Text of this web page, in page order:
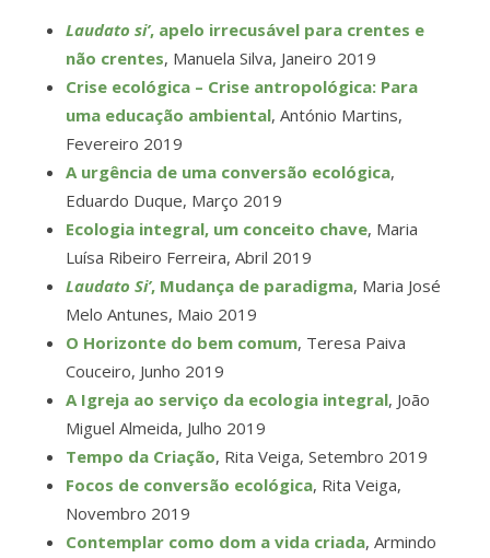
Laudato si’, apelo irrecusável para crentes e
não crentes, Manuela Silva, Janeiro 2019
Crise ecológica – Crise antropológica: Para
uma educação ambiental, António Martins,
Fevereiro 2019
A urgência de uma conversão ecológica,
Eduardo Duque, Março 2019
Ecologia integral, um conceito chave, Maria
Luísa Ribeiro Ferreira, Abril 2019
Laudato Si’, Mudança de paradigma, Maria José
Melo Antunes, Maio 2019
O Horizonte do bem comum, Teresa Paiva
Couceiro, Junho 2019
A Igreja ao serviço da ecologia integral, João
Miguel Almeida, Julho 2019
Tempo da Criação, Rita Veiga, Setembro 2019
Focos de conversão ecológica, Rita Veiga,
Novembro 2019
Contemplar como dom a vida criada, Armindo